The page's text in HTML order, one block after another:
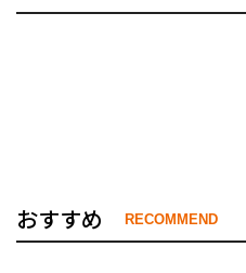
おすすめ RECOMMEND